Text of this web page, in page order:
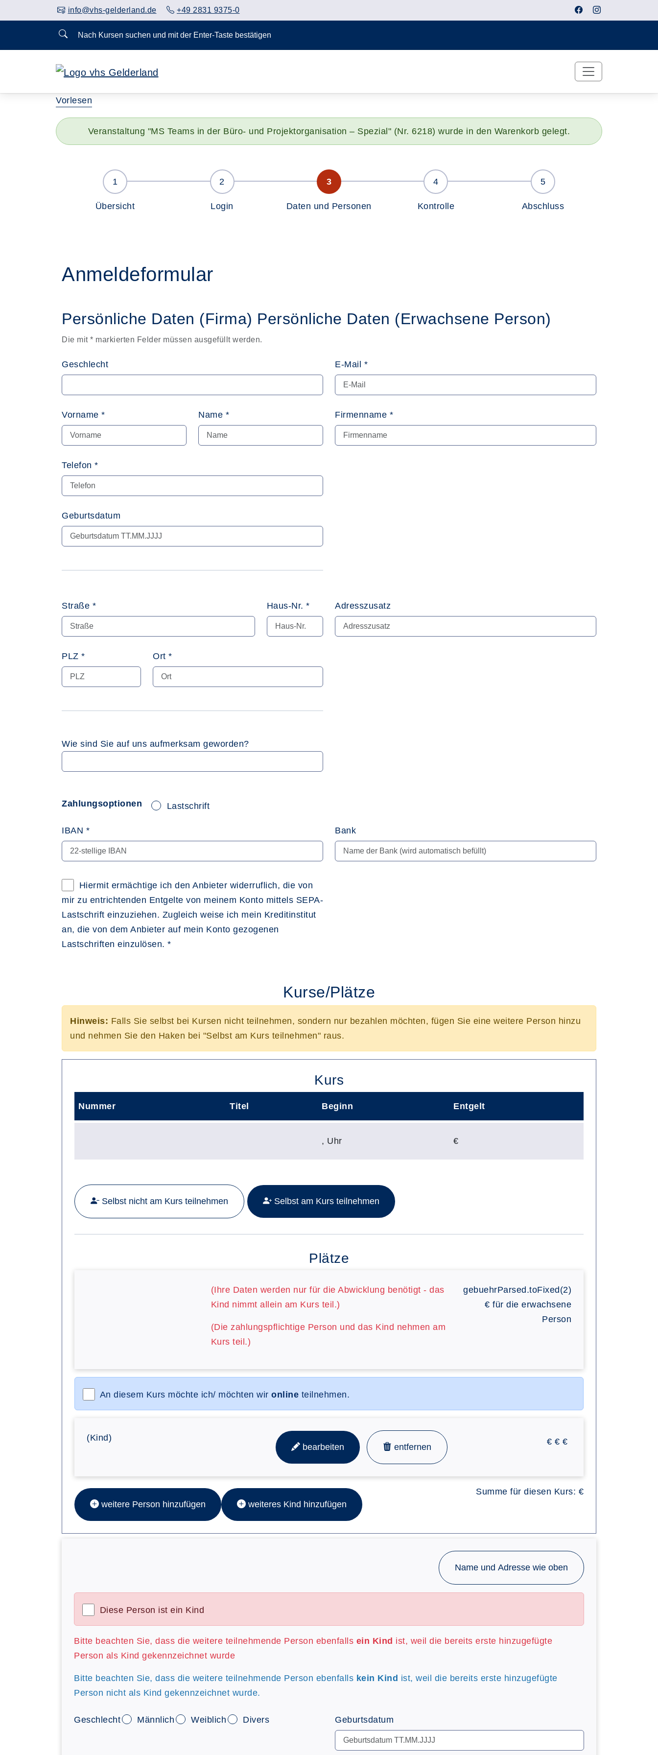
info@vhs-gelderland.de +49 2831 9375-0
Nach Kursen suchen und mit der Enter-Taste bestätigen
Vorlesen
Veranstaltung "MS Teams in der Büro- und Projektorganisation – Spezial" (Nr. 6218) wurde in den Warenkorb gelegt.
Übersicht Login Daten und Personen Kontrolle Abschluss
Anmeldeformular
Persönliche Daten (Firma) Persönliche Daten (Erwachsene Person)
Die mit * markierten Felder müssen ausgefüllt werden.
Geschlecht E-Mail *
Vorname * Name * Firmenname *
Telefon *
Geburtsdatum
Straße * Haus-Nr. * Adresszusatz
PLZ * Ort *
Wie sind Sie auf uns aufmerksam geworden?
Zahlungsoptionen Lastschrift
IBAN *
Hiermit ermächtige ich den Anbieter widerruflich, die von
mir zu entrichtenden Entgelte von meinem Konto mittels SEPA-
Lastschrift einzuziehen. Zugleich weise ich mein Kreditinstitut
an, die von dem Anbieter auf mein Konto gezogenen
Lastschriften einzulösen. *
Bank
Kurse/Plätze
Hinweis: Falls Sie selbst bei Kursen nicht teilnehmen, sondern nur bezahlen möchten, fügen Sie eine weitere Person hinzu
und nehmen Sie den Haken bei "Selbst am Kurs teilnehmen" raus.
Kurs
Nummer Titel Beginn Entgelt
Mehr Details zu folgendem Kurs aufrufen:
, Uhr €
Selbst nicht am Kurs teilnehmen Selbst am Kurs teilnehmen
Plätze
(Ihre Daten werden nur für die Abwicklung benötigt - das
Kind nimmt allein am Kurs teil.)
(Die zahlungspflichtige Person und das Kind nehmen am
Kurs teil.)
gebuehrParsed.toFixed(2)
€ für die erwachsene
Person
An diesem Kurs möchte ich/ möchten wir online teilnehmen.
(Kind)
bearbeiten
entfernen
€ € €
Summe für diesen Kurs: €
weitere Person hinzufügen
weiteres Kind hinzufügen
Name und Adresse wie oben
Diese Person ist ein Kind
Bitte beachten Sie, dass die weitere teilnehmende Person ebenfalls ein Kind ist, weil die bereits erste hinzugefügte
Person als Kind gekennzeichnet wurde
Bitte beachten Sie, dass die weitere teilnehmende Person ebenfalls kein Kind ist, weil die bereits erste hinzugefügte
Person nicht als Kind gekennzeichnet wurde.
Geschlecht Männlich Weiblich Divers Geburtsdatum